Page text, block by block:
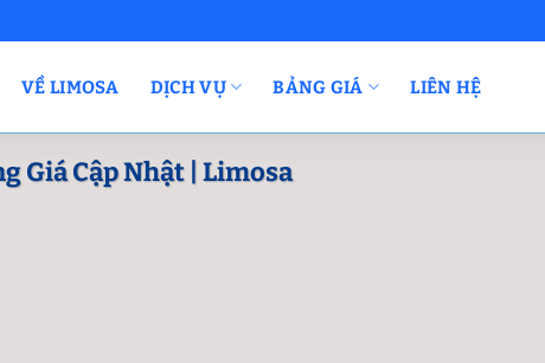
VỀ LIMOSA DỊCH VỤ BẢNG GIÁ LIÊN HỆ
Giá Cập Nhật | Limosa